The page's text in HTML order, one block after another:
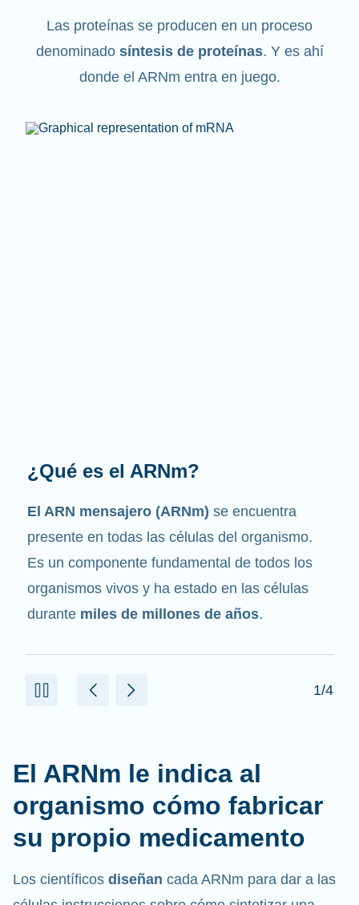
Las proteínas se producen en un proceso
denominado síntesis de proteínas. Y es ahí
donde el ARNm entra en juego.
¿Cuál es la función que
Como su nombre indica, el ARNm es un
mensajero. Interactúa con otros componentes
de las células que ayudan a sintetizar las
proteínas.
2/4
El ARNm le indica al
organismo cómo fabricar
su propio medicamento
Los científicos diseñan cada ARNm para dar a las